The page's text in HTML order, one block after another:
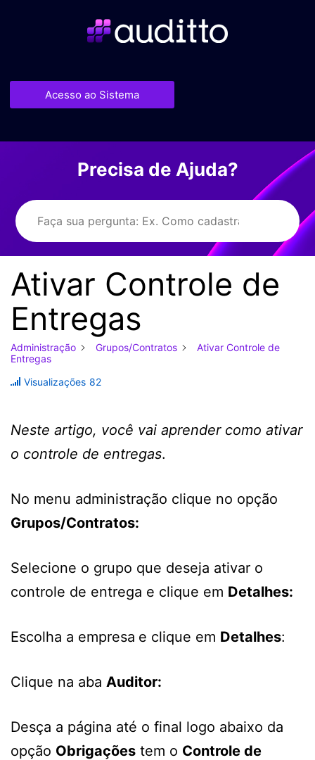
Acesso ao Sistema
Precisa de Ajuda?
Ativar Controle de
Entregas
Administração Grupos/Contratos
Ativar Controle de
Entregas
Visualizações 82
Neste artigo, você vai aprender como ativar
o controle de entregas.
No menu administração clique no opção
Grupos/Contratos:
Selecione o grupo que deseja ativar o
controle de entrega e clique em Detalhes:
Escolha a empresa e clique em Detalhes:
Clique na aba Auditor:
Desça a página até o final logo abaixo da
opção Obrigações tem o Controle de